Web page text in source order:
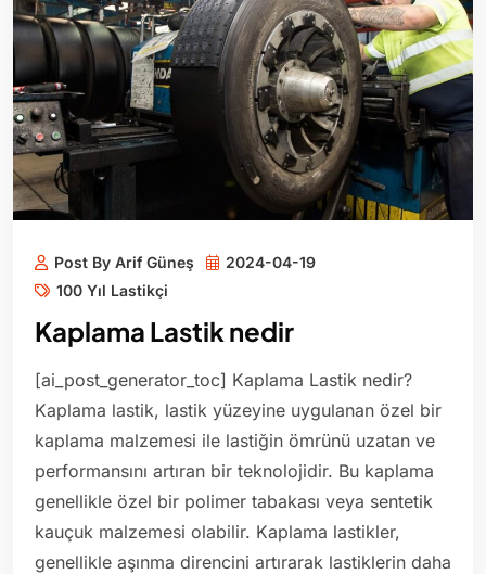
Post By Arif Güneş
2024-04-19
100 Yıl Lastikçi
Kaplama Lastik nedir
[ai_post_generator_toc] Kaplama Lastik nedir?
Kaplama lastik, lastik yüzeyine uygulanan özel bir
kaplama malzemesi ile lastiğin ömrünü uzatan ve
performansını artıran bir teknolojidir. Bu kaplama
genellikle özel bir polimer tabakası veya sentetik
kauçuk malzemesi olabilir. Kaplama lastikler,
genellikle aşınma direncini artırarak lastiklerin daha